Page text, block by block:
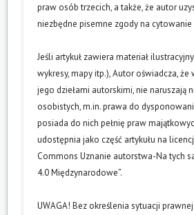
praw osób trzecich, a także, że autor
niezbędne pisemne zgody na cytowanie
Jeśli artykuł zawiera materiał
wykresy, mapy itp.), Autor oświadcza, że
jego dziełami autorskimi, nie naruszają
osobistych, m.in. prawa do
posiada do nich pełnię praw
udostępnia jako część artykułu na
Commons Uznanie autorstwa-Na tych
4.0 Międzynarodowe”.
UWAGA! Bez określenia sytuacji